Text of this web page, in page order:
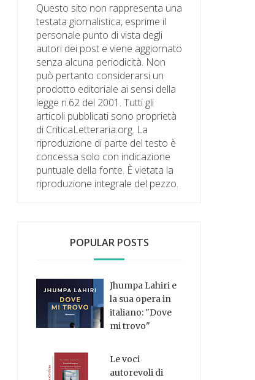
Questo sito non rappresenta una
testata giornalistica, esprime il
personale punto di vista degli
autori dei post e viene aggiornato
senza alcuna periodicità. Non
può pertanto considerarsi un
prodotto editoriale ai sensi della
legge n.62 del 2001. Tutti gli
articoli pubblicati sono proprietà
di CriticaLetteraria.org. La
riproduzione di parte del testo è
concessa solo con indicazione
puntuale della fonte. È vietata la
riproduzione integrale del pezzo.
POPULAR POSTS
Jhumpa Lahiri e
la sua opera in
italiano: "Dove
mi trovo"
Le voci
autorevoli di